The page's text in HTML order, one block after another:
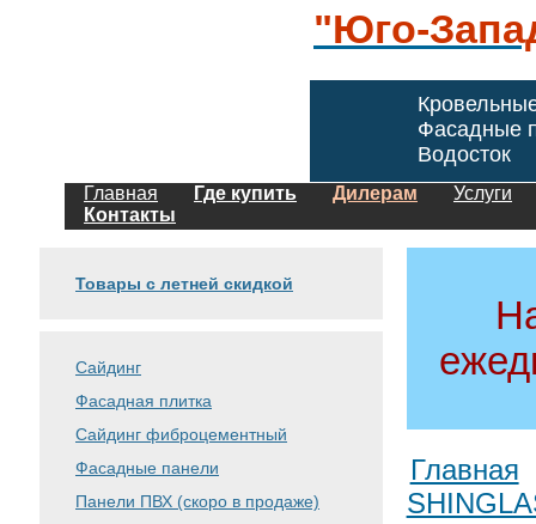
"Юго-
Фасадные
Водосток
Главная Где купить Дилерам
Услуги
Контакты
Товары с летней скидкой
Сайдинг
Фасадная плитка
Сайдинг фиброцементный
Фасадные панели
Панели ПВХ (скоро в продаже)
Главная